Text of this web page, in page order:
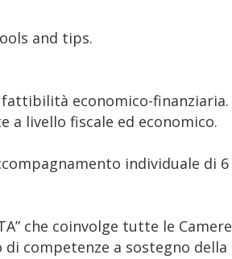
and tips.
economico-finanziaria.
a livello fiscale ed economico.
individuale di 6
che coinvolge tutte le Camere
di competenze a sostegno della